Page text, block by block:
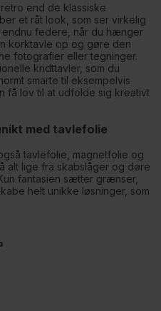
end de klassiske
et råt look, som ser virkelig
endnu federe, når du hænger
korktavle op og gøre den
fotografier eller tegninger.
kridttavler, som du
smarte til eksempelvis
få lov til at udfolde sig kreativt
med tavlefolie
tavlefolie, magnetfolie og
alt lige fra skabslåger og døre
fantasien sætter grænser,
helt unikke løsninger, som